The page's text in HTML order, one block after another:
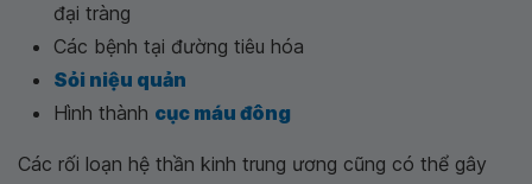
đại tràng
Các bệnh tại đường tiêu hóa
Sỏi niệu quản
Hình thành cục máu đông
Các rối loạn hệ thần kinh trung ương cũng có thể gây